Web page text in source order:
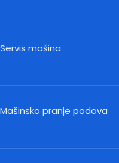
Servis mašina
Mašinsko pranje podova